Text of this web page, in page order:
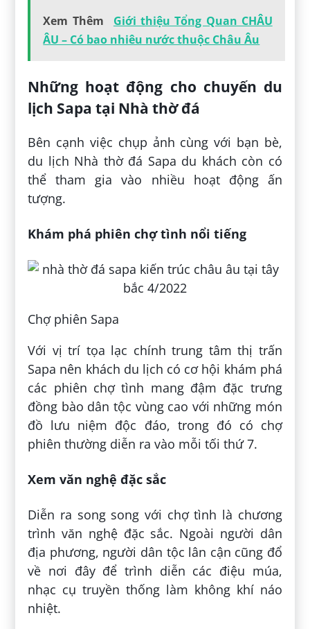
Xem Thêm
Giới thiệu Tổng Quan CHÂU
ÂU – Có bao nhiêu nước thuộc Châu Âu
Những hoạt động cho chuyến du
lịch Sapa tại Nhà thờ đá
Bên cạnh việc chụp ảnh cùng với bạn bè,
du lịch Nhà thờ đá Sapa du khách còn có
thể tham gia vào nhiều hoạt động ấn
tượng.
Khám phá phiên chợ tình nổi tiếng
Chợ phiên Sapa
Với vị trí tọa lạc chính trung tâm thị trấn
Sapa nên khách du lịch có cơ hội khám phá
các phiên chợ tình mang đậm đặc trưng
đồng bào dân tộc vùng cao với những món
đồ lưu niệm độc đáo, trong đó có chợ
phiên thường diễn ra vào mỗi tối thứ 7.
Xem văn nghệ đặc sắc
Diễn ra song song với chợ tình là chương
trình văn nghệ đặc sắc. Ngoài người dân
địa phương, người dân tộc lân cận cũng đổ
về nơi đây để trình diễn các điệu múa,
nhạc cụ truyền thống làm không khí náo
nhiệt.